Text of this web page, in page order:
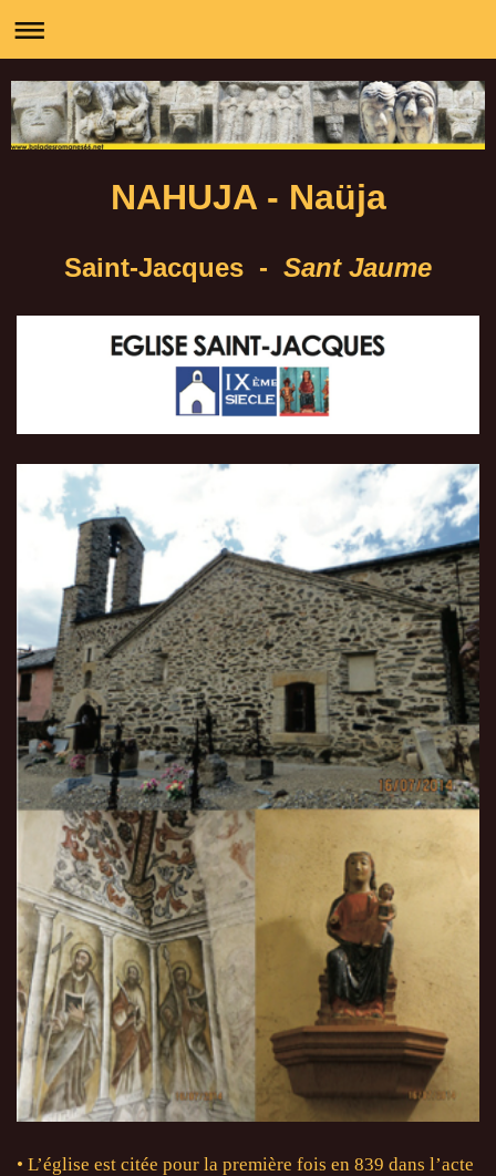
NAHUJA - Naüja
Saint-Jacques - Sant Jaume
• L’église est citée pour la première fois en 839 dans l’acte